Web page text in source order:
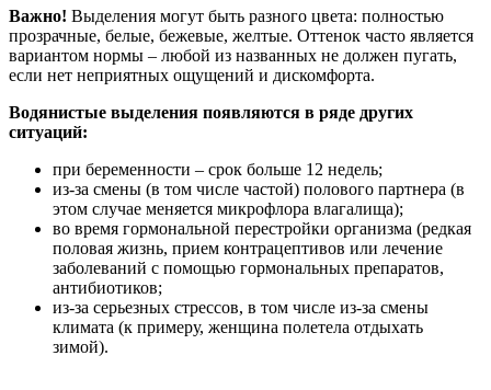
Важно! Выделения могут быть разного цвета: полностью
прозрачные, белые, бежевые, желтые. Оттенок часто является
вариантом нормы – любой из названных не должен пугать,
если нет неприятных ощущений и дискомфорта.
Водянистые выделения появляются в ряде других
ситуаций:
при беременности – срок больше 12 недель;
из-за смены (в том числе частой) полового партнера (в
этом случае меняется микрофлора влагалища);
во время гормональной перестройки организма (редкая
половая жизнь, прием контрацептивов или лечение
заболеваний с помощью гормональных препаратов,
антибиотиков;
из-за серьезных стрессов, в том числе из-за смены
климата (к примеру, женщина полетела отдыхать
зимой).